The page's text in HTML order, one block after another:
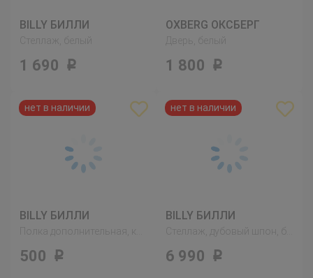
BILLY БИЛЛИ
Стеллаж, белый
1 690 Р
OXBERG ОКСБЕРГ
1 800 Р
BILLY БИЛЛИ
500 Р
BILLY БИЛЛИ
6 990 Р